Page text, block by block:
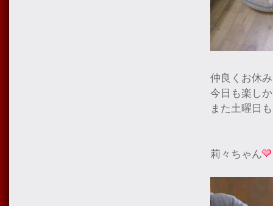
仲良くお休
今日も楽し
また土曜日
莉々ちゃん